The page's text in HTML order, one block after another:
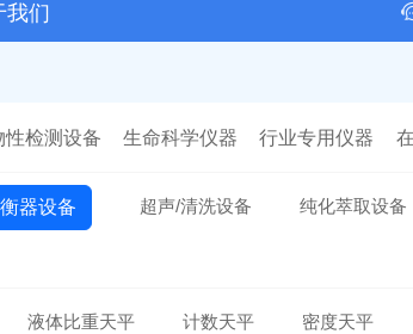
我们
性检测设备 生命科学仪器 行业专用仪器
器设备 超声/清洗设备 纯化萃取设备
液体比重天平 计数天平 密度天平